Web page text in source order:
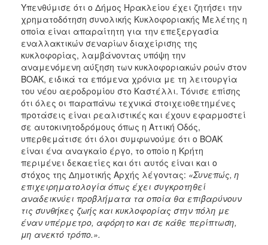
Υπενθύμισε ότι ο Δήμος Ηρακλείου έχει ζητήσει την
χρηματοδότηση συνολικής Κυκλοφοριακής Μελέτης η
οποία είναι απαραίτητη για την επεξεργασία
εναλλακτικών σεναρίων διαχείρισης της
κυκλοφορίας, λαμβάνοντας υπόψη την
αναμενόμενη αύξηση των κυκλοφοριακών ροών στον
ΒΟΑΚ, ειδικά τα επόμενα χρόνια με τη λειτουργία
του νέου αεροδρομίου στο Καστέλλι. Τόνισε επίσης
ότι όλες οι παραπάνω τεχνικά στοιχειοθετημένες
προτάσεις είναι ρεαλιστικές και έχουν εφαρμοστεί
σε αυτοκινητοδρόμους όπως η Αττική Οδός,
υπερθεμάτισε ότι όλοι συμφωνούμε ότι ο ΒΟΑΚ
είναι ένα αναγκαίο έργο, το οποίο η Κρήτη
περιμένει δεκαετίες και ότι αυτός είναι και ο
στόχος της Δημοτικής Αρχής λέγοντας: «Συνεπώς, η
επιχειρηματολογία όπως έχει συγκροτηθεί
αναδεικνύει προβλήματα τα οποία θα επιβαρύνουν
τις συνθήκες ζωής και κυκλοφορίας στην πόλη με
έναν υπέρμετρο, αφόρητο και σε κάθε περίπτωση,
μη ανεκτό τρόπο.».